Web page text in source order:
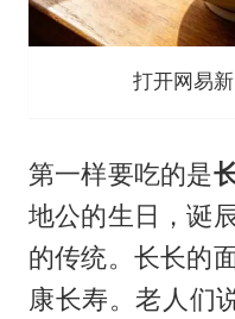
打开网易
第一样要吃的是
地公的生日，诞
的传统。长长的
康长寿。老人们